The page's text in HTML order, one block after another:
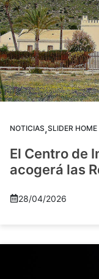
NOTICIAS,SLIDER HOME
El Centro de
acogerá las
28/04/2026